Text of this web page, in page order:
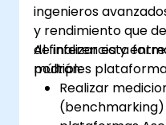
ingenieros
y rendimiento que
de inferencia y
múltiples
Al finalizar esta
podrán:
Realizar
(benchmarking)